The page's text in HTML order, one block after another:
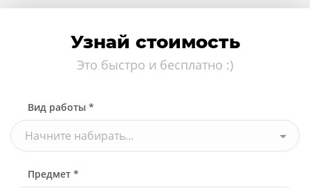
Узнай стоимость
Это быстро и бесплатно :)
Вид работы *
Начните набирать...
Предмет *